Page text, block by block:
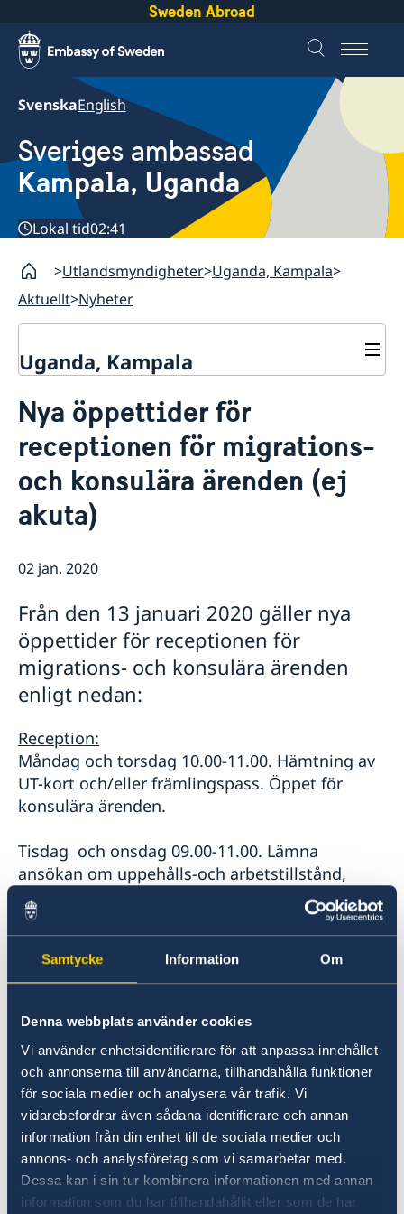
Samtycke Information Om
Denna webbplats använder cookies
Vi använder enhetsidentifierare för att anpassa innehållet
och annonserna till användarna, tillhandahålla funktioner
för sociala medier och analysera vår trafik. Vi
vidarebefordrar även sådana identifierare och annan
information från din enhet till de sociala medier och
annons- och analysföretag som vi samarbetar med.
Dessa kan i sin tur kombinera informationen med annan
information som du har tillhandahållit eller som de har
Sweden Abroad
SvenskaEnglish
Sveriges ambassad
Kampala, Uganda
Lokal tid02:41
Utlandsmyndigheter Uganda, Kampala
Aktuellt Nyheter
Uganda, Kampala
Om oss
Lediga tjänster
Praktiktjänstgöring
Ambassadens personal
OSL-beskrivning
Så stöttar vi svenska företag
Vi är en resurs för svenska företag
Team Sweden
Så kan du få stöd
Svenska företag i
Aktuellt
Nyheter
Nya öppettider för
receptionen för migrations-
och konsulära ärenden (ej
akuta)
02 jan. 2020
Från den 13 januari 2020 gäller nya
öppettider för receptionen för
migrations- och konsulära ärenden
enligt nedan:
Reception:
Måndag och torsdag 10.00-11.00. Hämtning av
UT-kort och/eller främlingspass. Öppet för
konsulära ärenden.
Tisdag och onsdag 09.00-11.00. Lämna
ansökan om uppehålls-och arbetstillstånd,
samt lämna ansökan om främlingspass. Öppet
för konsulära ärenden.
Fredag stängt
Telefontider för frågor:
För att lämna biometri behövs en bokad tid.
Vänligen skriv till oss på
ambassaden.kampala-migration@gov.seför att
boka tid.
Senast uppdaterad 02 jan. 2020, 10.09